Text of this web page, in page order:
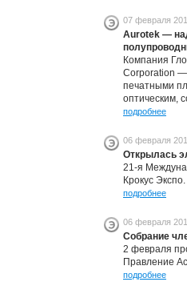
07 февраля
Aurotek —
Компания
Corporation —
печатными
оптическим,
подробнее
06 февраля
Открылась
21-я
Крокус
подробнее
06 февраля
Собрание
2 февраля
Правление
подробнее